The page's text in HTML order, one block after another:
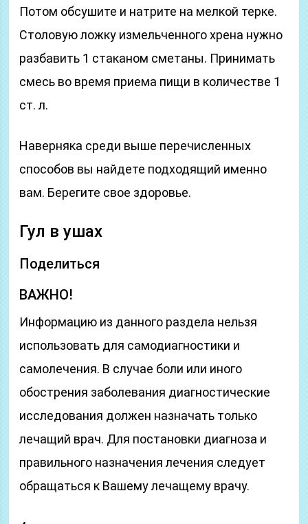
Потом обсушите и натрите на мелкой терке.
Столовую ложку измельченного хрена нужно
разбавить 1 стаканом сметаны. Принимать
смесь во время приема пищи в количестве 1
ст. л.
Наверняка среди выше перечисленных
способов вы найдете подходящий именно
вам. Берегите свое здоровье.
Гул в ушах
Поделиться
ВАЖНО!
Информацию из данного раздела нельзя
использовать для самодиагностики и
самолечения. В случае боли или иного
обострения заболевания диагностические
исследования должен назначать только
лечащий врач. Для постановки диагноза и
правильного назначения лечения следует
обращаться к Вашему лечащему врачу.